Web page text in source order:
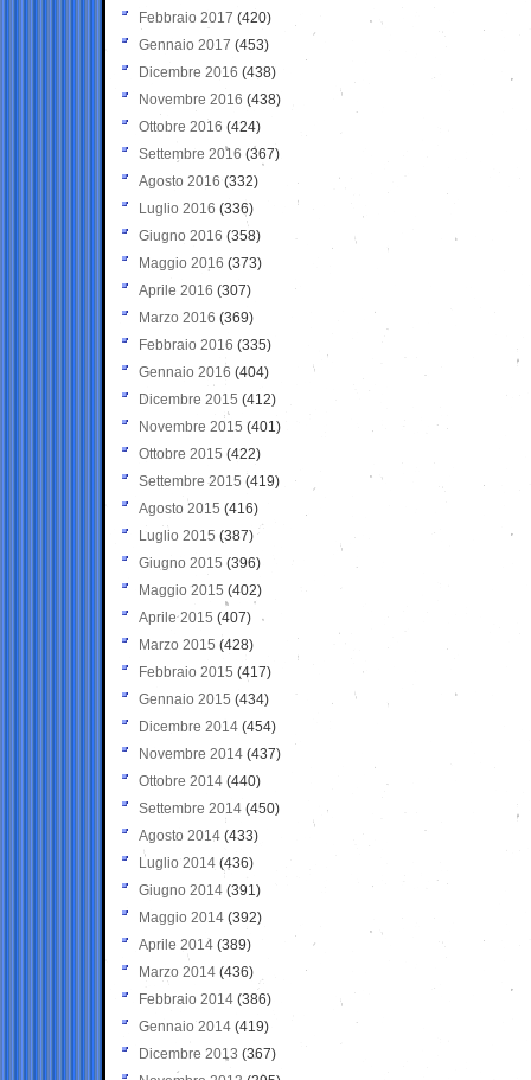
Febbraio 2017 (420)
Gennaio 2017 (453)
Dicembre 2016 (438)
Novembre 2016 (438)
Ottobre 2016 (424)
Settembre 2016 (367)
Agosto 2016 (332)
Luglio 2016 (336)
Giugno 2016 (358)
Maggio 2016 (373)
Aprile 2016 (307)
Marzo 2016 (369)
Febbraio 2016 (335)
Gennaio 2016 (404)
Dicembre 2015 (412)
Novembre 2015 (401)
Ottobre 2015 (422)
Settembre 2015 (419)
Agosto 2015 (416)
Luglio 2015 (387)
Giugno 2015 (396)
Maggio 2015 (402)
Aprile 2015 (407)
Marzo 2015 (428)
Febbraio 2015 (417)
Gennaio 2015 (434)
Dicembre 2014 (454)
Novembre 2014 (437)
Ottobre 2014 (440)
Settembre 2014 (450)
Agosto 2014 (433)
Luglio 2014 (436)
Giugno 2014 (391)
Maggio 2014 (392)
Aprile 2014 (389)
Marzo 2014 (436)
Febbraio 2014 (386)
Gennaio 2014 (419)
Dicembre 2013 (367)